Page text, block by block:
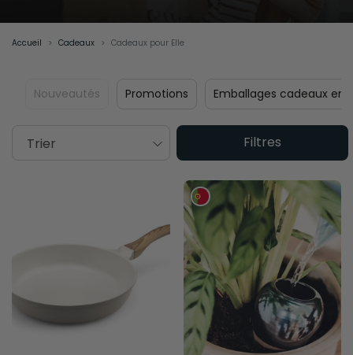
Accueil Cadeaux Cadeaux pour Elle
Nouveautés Promotions Emballages cadeaux en
Filtres
Trier